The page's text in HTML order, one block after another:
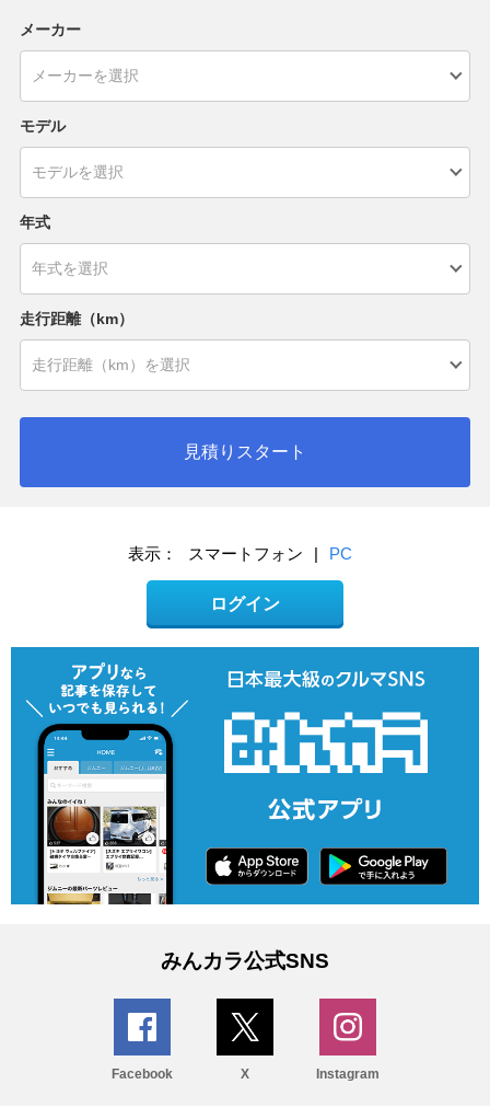
メーカー
モデル
年式
走行距離（km）
見積りスタート
表示： スマートフォン | PC
ログイン
みんカラ公式SNS
Facebook X Instagram